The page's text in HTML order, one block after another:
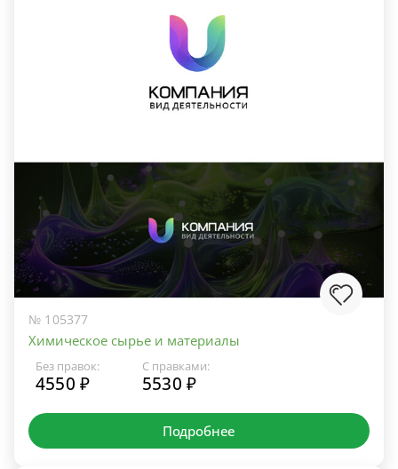
№ 105377
Химическое сырье и материалы
Без правок:
4550 ₽
С правками:
5530 ₽
Подробнее